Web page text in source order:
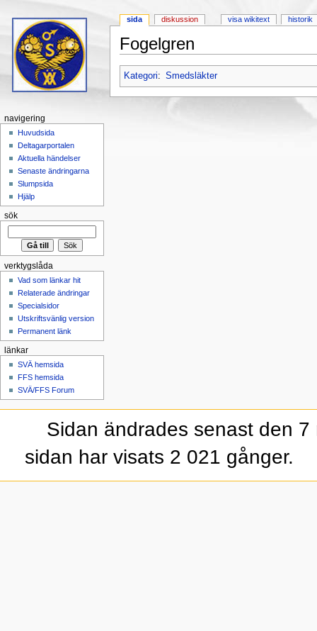
Fogelgren
Kategori: Smedsläkter
sida diskussion visa wikitext historik
navigering
Huvudsida
Deltagarportalen
Aktuella händelser
Senaste ändringarna
Slumpsida
Hjälp
sök
verktygslåda
Vad som länkar hit
Relaterade ändringar
Specialsidor
Utskriftsvänlig version
Permanent länk
länkar
SVÄ hemsida
FFS hemsida
SVÄ/FFS Forum
Sidan ändrades senast den
sidan har visats 2 021 gånger.